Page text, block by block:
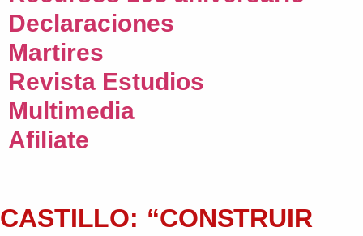
Declaraciones
Martires
Revista Estudios
Multimedia
Afiliate
CASTILLO: “CONSTRUIR